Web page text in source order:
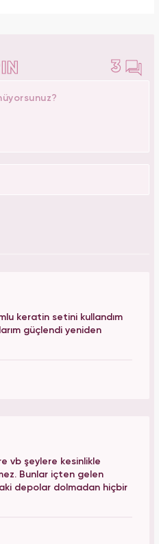
3
keratin setini kullandım
güçlendi yeniden
vb şeylere kesinlikle
Bunlar içten gelen
depolar dolmadan hiçbir